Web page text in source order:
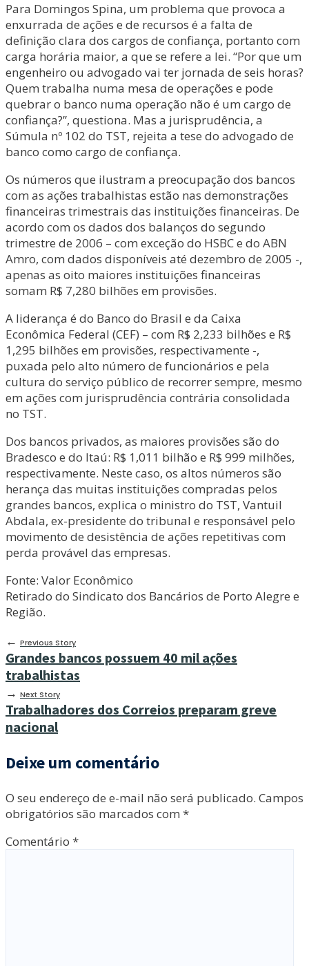
Para Domingos Spina, um problema que provoca a
enxurrada de ações e de recursos é a falta de
definição clara dos cargos de confiança, portanto com
carga horária maior, a que se refere a lei. “Por que um
engenheiro ou advogado vai ter jornada de seis horas?
Quem trabalha numa mesa de operações e pode
quebrar o banco numa operação não é um cargo de
confiança?”, questiona. Mas a jurisprudência, a
Súmula nº 102 do TST, rejeita a tese do advogado de
banco como cargo de confiança.
Os números que ilustram a preocupação dos bancos
com as ações trabalhistas estão nas demonstrações
financeiras trimestrais das instituições financeiras. De
acordo com os dados dos balanços do segundo
trimestre de 2006 – com exceção do HSBC e do ABN
Amro, com dados disponíveis até dezembro de 2005 -,
apenas as oito maiores instituições financeiras
somam R$ 7,280 bilhões em provisões.
A liderança é do Banco do Brasil e da Caixa
Econômica Federal (CEF) – com R$ 2,233 bilhões e R$
1,295 bilhões em provisões, respectivamente -,
puxada pelo alto número de funcionários e pela
cultura do serviço público de recorrer sempre, mesmo
em ações com jurisprudência contrária consolidada
no TST.
Dos bancos privados, as maiores provisões são do
Bradesco e do Itaú: R$ 1,011 bilhão e R$ 999 milhões,
respectivamente. Neste caso, os altos números são
herança das muitas instituições compradas pelos
grandes bancos, explica o ministro do TST, Vantuil
Abdala, ex-presidente do tribunal e responsável pelo
movimento de desistência de ações repetitivas com
perda provável das empresas.
Fonte: Valor Econômico
Retirado do Sindicato dos Bancários de Porto Alegre e
Região.
← Previous Story
Grandes bancos possuem 40 mil ações
trabalhistas
→ Next Story
Trabalhadores dos Correios preparam greve
nacional
Deixe um comentário
O seu endereço de e-mail não será publicado. Campos
obrigatórios são marcados com *
Comentário *